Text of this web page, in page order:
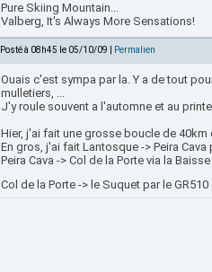
Pure Skiing Mountain...
Valberg, It's Always More Sensations!
Posté à 08h45 le 05/10/09 | Permalien
Ouais c'est sympa par la. Y a de tout
mulletiers, ...
J'y roule souvent a l'automne et au
Hier, j'ai fait une grosse boucle de 40km
En gros, j'ai fait Lantosque -> Peira
Peira Cava -> Col de la Porte via la
Col de la Porte -> le Suquet par le